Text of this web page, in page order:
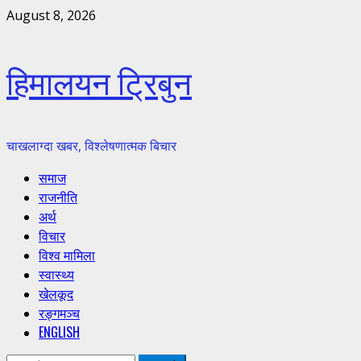
Skip
August 8, 2026
हिमालयन ट्रिबुन
चाखलाग्दा खबर, विश्लेषणात्मक बिचार
Primary
Menu
समाज
राजनीति
अर्थ
विचार
विश्व मामिला
स्वास्थ्य
खेलकूद
रङ्गमञ्च
ENGLISH